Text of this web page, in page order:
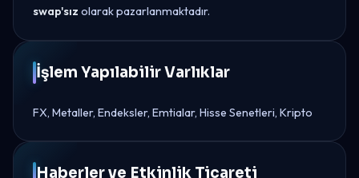
swap'sız olarak pazarlanmaktadır.
İşlem Yapılabilir Varlıklar
FX, Metaller, Endeksler, Emtialar, Hisse Senetleri, Kripto
Haberler ve Etkinlik Ticareti